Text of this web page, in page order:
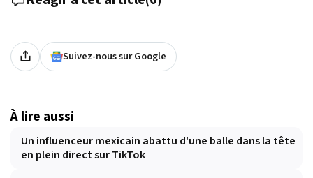
Suivez-nous sur Google
À lire aussi
Un influenceur mexicain abattu d'une balle dans la tête
en plein direct sur TikTok